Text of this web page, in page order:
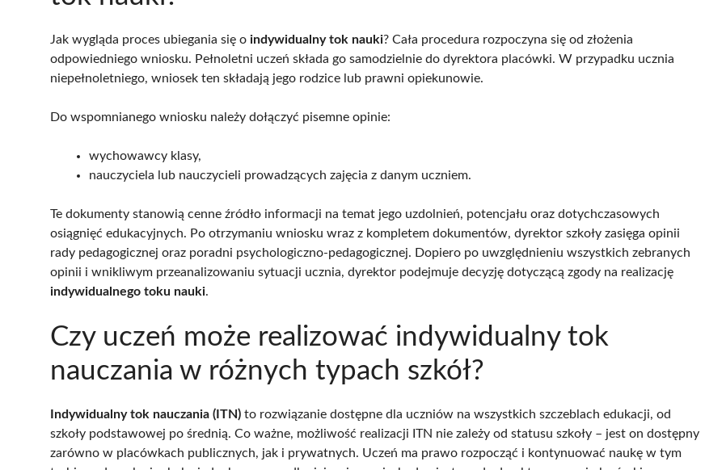
Jak wygląda proces ubiegania się o indywidualny tok nauki? Cała procedura rozpoczyna się od złożenia
odpowiedniego wniosku. Pełnoletni uczeń składa go samodzielnie do dyrektora placówki. W przypadku ucznia
niepełnoletniego, wniosek ten składają jego rodzice lub prawni opiekunowie.
Do wspomnianego wniosku należy dołączyć pisemne opinie:
wychowawcy klasy,
nauczyciela lub nauczycieli prowadzących zajęcia z danym uczniem.
Te dokumenty stanowią cenne źródło informacji na temat jego uzdolnień, potencjału oraz dotychczasowych
osiągnięć edukacyjnych. Po otrzymaniu wniosku wraz z kompletem dokumentów, dyrektor szkoły zasięga opinii
rady pedagogicznej oraz poradni psychologiczno-pedagogicznej. Dopiero po uwzględnieniu wszystkich zebranych
opinii i wnikliwym przeanalizowaniu sytuacji ucznia, dyrektor podejmuje decyzję dotyczącą zgody na realizację
indywidualnego toku nauki.
Czy uczeń może realizować indywidualny tok
nauczania w różnych typach szkół?
Indywidualny tok nauczania (ITN) to rozwiązanie dostępne dla uczniów na wszystkich szczeblach edukacji, od
szkoły podstawowej po średnią. Co ważne, możliwość realizacji ITN nie zależy od statusu szkoły – jest on dostępny
zarówno w placówkach publicznych, jak i prywatnych. Uczeń ma prawo rozpocząć i kontynuować naukę w tym